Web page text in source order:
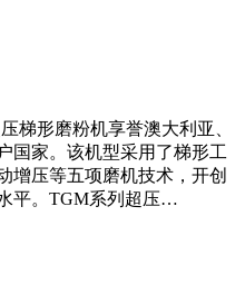
梯形磨粉机享誉澳大利亚、
国家。该机型采用了梯形工
增压等五项磨机技术，开创
平。TGM系列超压…